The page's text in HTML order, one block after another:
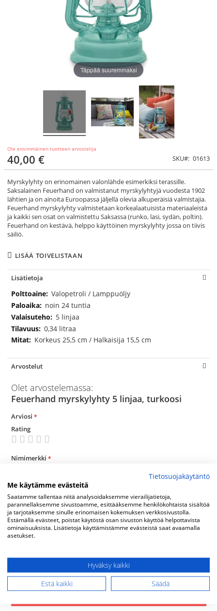
Ole ensimmäinen tuotteen arvostelija
40,00 € SKU 01613
Myrskylyhty on erinomainen valonlähde esimerkiksi terassille.
Saksalainen Feuerhand on valmistanut myrskylyhtyjä vuodesta 1902
lähtien ja on ainoita Euroopassa jäljellä olevia alkuperäisiä valmistajia.
Feuerhand myrskylyhty valmistetaan korkealaatuisista materiaaleista
ja kaikki sen osat on valmistettu Saksassa (runko, lasi, sydän, poltin).
Feuerhand on kestävä, helppo käyttöinen myrskylyhty jossa on tiivis
säiliö.
LISÄÄ TOIVELISTAAN
Täppää suuremmaksi
Lisätietoja
Lisätietoja
Valopetroli / Lamppuöljy
noin 24 tuntia
5 linjaa
0,34 litraa
Korkeus 25,5 cm / Halkaisija 15,5 cm
Arvostelut
Olet arvostelemassa:
Feuerhand myrskylyhty 5 linjaa, turkoosi
Arviosi
Rating
star
stars
stars
stars
stars
Nimimerkki
Yhteenveto
Arvostelu
Tietosuojakäytäntö
Me käytämme evästeitä
Saatamme tallentaa niitä analysoidaksemme vierailijatietoja,
parannellaksemme sivustoamme, esittääksemme henkilökohtaista sisältöä
ja tarjotaksemme sinulle erinomaisen kokemuksen verkkosivustolla.
Estämällä evästeet, poistat käytöstä osan sivuston käyttöä helpottavista
ominaisuuksista. Lisätietoja käyttämistämme evästeistä saat avaamalla
asetukset.
Hyväksy kaikki
Estä kaikki
Säädä